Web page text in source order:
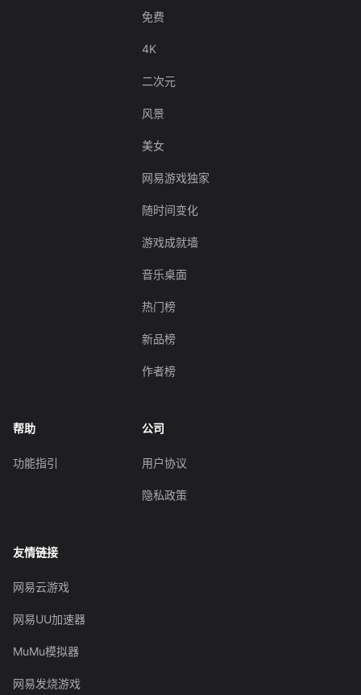
免费
4K
二次元
风景
美女
网易游戏独家
随时间变化
游戏成就墙
音乐桌面
热门榜
新品榜
作者榜
帮助
功能指引
公司
用户协议
隐私政策
友情链接
网易云游戏
网易UU加速器
MuMu模拟器
网易发烧游戏